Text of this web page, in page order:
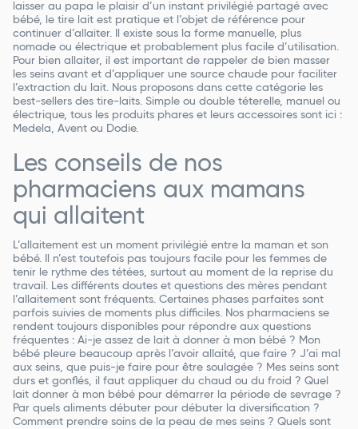
laisser au papa le plaisir d’un instant privilégié partagé avec
bébé, le tire lait est pratique et l’objet de référence pour
continuer d’allaiter. Il existe sous la forme manuelle, plus
nomade ou électrique et probablement plus facile d’utilisation.
Pour bien allaiter, il est important de rappeler de bien masser
les seins avant et d’appliquer une source chaude pour faciliter
l’extraction du lait. Nous proposons dans cette catégorie les
best-sellers des tire-laits. Simple ou double téterelle, manuel ou
électrique, tous les produits phares et leurs accessoires sont ici :
Medela, Avent ou Dodie.
Les conseils de nos
pharmaciens aux mamans
qui allaitent
L’allaitement est un moment privilégié entre la maman et son
bébé. Il n’est toutefois pas toujours facile pour les femmes de
tenir le rythme des tétées, surtout au moment de la reprise du
travail. Les différents doutes et questions des mères pendant
l’allaitement sont fréquents. Certaines phases parfaites sont
parfois suivies de moments plus difficiles. Nos pharmaciens se
rendent toujours disponibles pour répondre aux questions
fréquentes : Ai-je assez de lait à donner à mon bébé ? Mon
bébé pleure beaucoup après l’avoir allaité, que faire ? J’ai mal
aux seins, que puis-je faire pour être soulagée ? Mes seins sont
durs et gonflés, il faut appliquer du chaud ou du froid ? Quel
lait donner à mon bébé pour démarrer la période de sevrage ?
Par quels aliments débuter pour débuter la diversification ?
Comment prendre soins de la peau de mes seins ? Quels sont